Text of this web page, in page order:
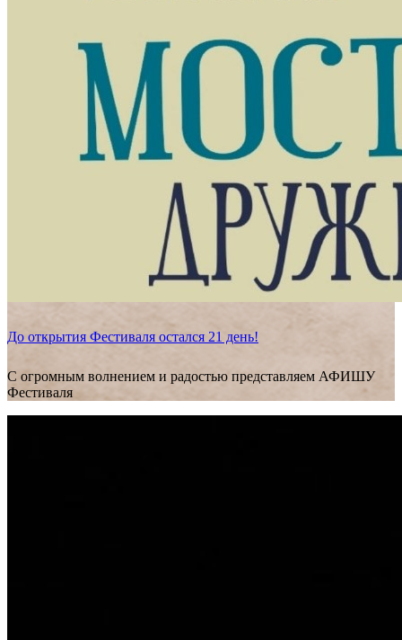
До открытия Фестиваля остался 21 день!
С огромным волнением и радостью представляем АФИШУ
Фестиваля